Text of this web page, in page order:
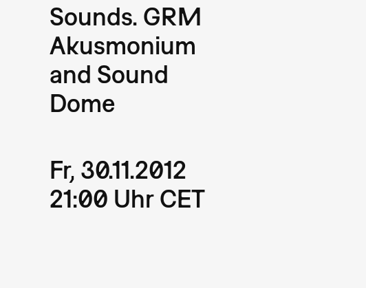
Sounds. GRM
Akusmonium
and Sound
Dome
Fr, 30.11.2012
21:00 Uhr CET